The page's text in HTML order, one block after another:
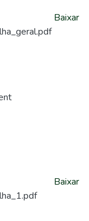
Baixar
Baixar